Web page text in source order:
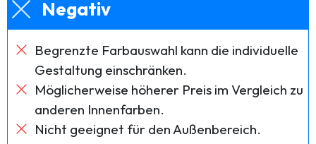
Negativ
Begrenzte Farbauswahl kann die individuelle
Gestaltung einschränken.
Möglicherweise höherer Preis im Vergleich zu
anderen Innenfarben.
Nicht geeignet für den Außenbereich.